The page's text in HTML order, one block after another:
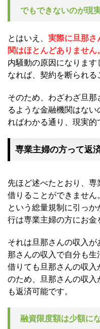
でもできないのが現
とはいえ、 実際に旦那さ
関はほとんどありません。
内騒動の原因になりま
なれば、契約を断られる
そのため、わざわざ旦
るような金融機関はな
ればわかる通り、現実的
専業主婦の方って返
先ほど述べたとおり、
借りることができませ
という総量規制に引っ
行は専業主婦の方にお金
それは旦那さんの収入
那さんの収入で自分も
借りても旦那さんの収
のため、旦那さんの収
も返済可能です。
融資限度額は少額に